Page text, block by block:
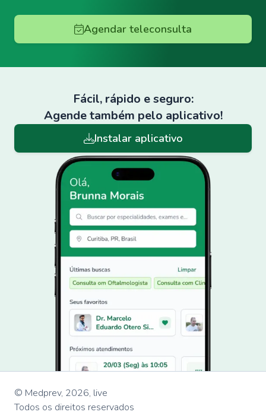
Agendar teleconsulta
Fácil, rápido e seguro:
Agende também pelo aplicativo!
Instalar aplicativo
© Medprev, 2026, live
Todos os direitos reservados